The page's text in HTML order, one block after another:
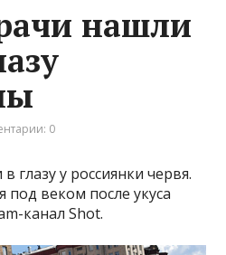
нашли
0
глазу у россиянки червя.
под веком после укуса
канал Shot.